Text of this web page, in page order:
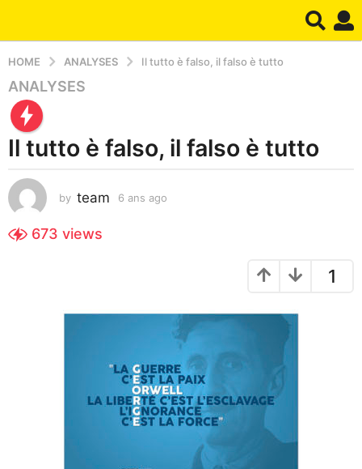
HOME ANALYSES Il tutto è falso, il falso è tutto
6
a
n
s
g
o
a
ANALYSES
Il tutto è falso, il falso è tutto
by team 6 ans ago
673 views
1